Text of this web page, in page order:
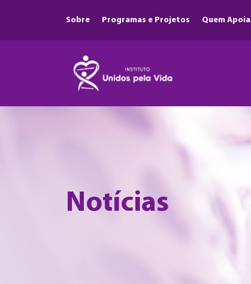
Sobre Programas e Projetos Quem Apoia
Notícias